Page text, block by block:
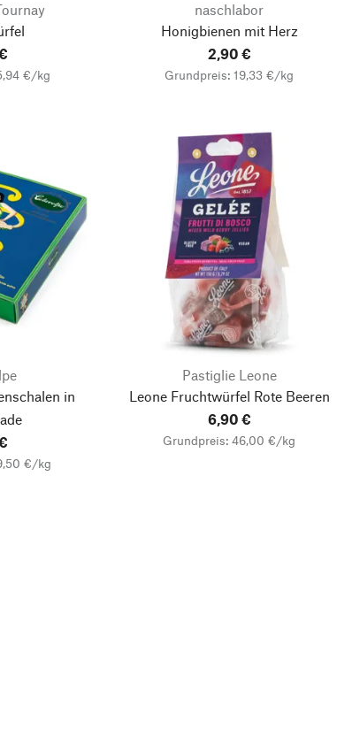
€/kg
naschlabor
Honigbienen mit Herz
2,90 €
Grundpreis: 19,33 €/kg
in
€/kg
Pastiglie Leone
Leone Fruchtwürfel Rote Beeren
6,90 €
Grundpreis: 46,00 €/kg